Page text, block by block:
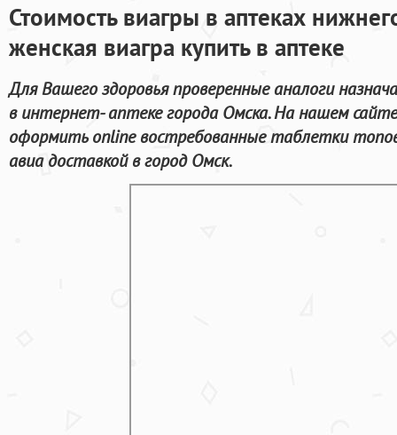
Стоимость виагры в аптеках
женская виагра купить в аптеке
Для Вашего здоровья проверенные аналоги
в интернет- аптеке города Омска. На нашем
оформить online востребованные таблетки
авиа доставкой в город Омск.